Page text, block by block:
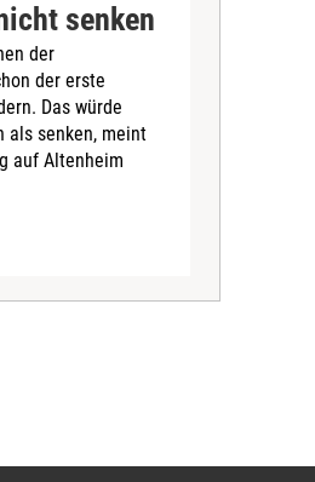
senken
der
der erste
Das würde
als senken, meint
auf Altenheim